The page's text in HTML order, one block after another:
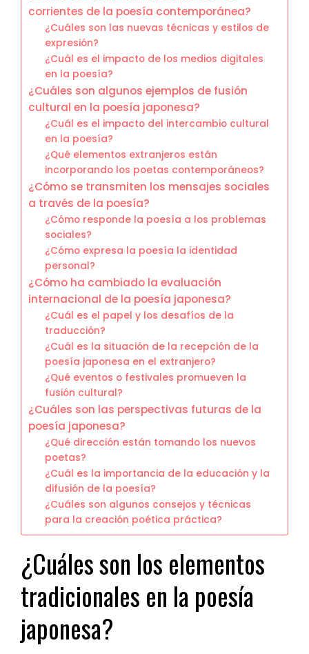
corrientes de la poesía contemporánea?
¿Cuáles son las nuevas técnicas y estilos de
expresión?
¿Cuál es el impacto de los medios digitales
en la poesía?
¿Cuáles son algunos ejemplos de fusión
cultural en la poesía japonesa?
¿Cuál es el impacto del intercambio cultural
en la poesía?
¿Qué elementos extranjeros están
incorporando los poetas contemporáneos?
¿Cómo se transmiten los mensajes sociales
a través de la poesía?
¿Cómo responde la poesía a los problemas
sociales?
¿Cómo expresa la poesía la identidad
personal?
¿Cómo ha cambiado la evaluación
internacional de la poesía japonesa?
¿Cuál es el papel y los desafíos de la
traducción?
¿Cuál es la situación de la recepción de la
poesía japonesa en el extranjero?
¿Qué eventos o festivales promueven la
fusión cultural?
¿Cuáles son las perspectivas futuras de la
poesía japonesa?
¿Qué dirección están tomando los nuevos
poetas?
¿Cuál es la importancia de la educación y la
difusión de la poesía?
¿Cuáles son algunos consejos y técnicas
para la creación poética práctica?
¿Cuáles son los elementos
tradicionales en la poesía
japonesa?